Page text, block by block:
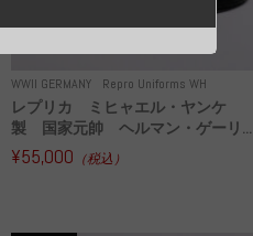
WWII GERMANY Repro Uniforms WH
レプリカ ミヒャエル・ヤンケ
製 国家元帥 ヘルマン・ゲーリ...
¥55,000 （税込）